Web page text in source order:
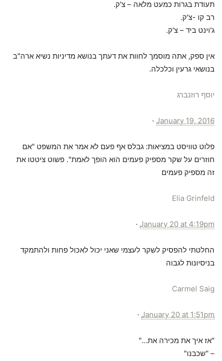
‏תעודת בגרות כמעט מלאה – צ'ק.
רב קו -צ'ק.
ג'וינט ביד – צ'ק.
אין ספק, אתה מוסמך לחוות את דעתך בנושא מדיניות נשיא ארה"ב
בנושאי גרעין וכלכלה.
יוסף רוזנברג
January 19, 2016
·
פלוט טוויסט במציאות: גבלס אף פעם לא אמר את המשפט "אם
חוזרים על שקר מספיק פעמים הוא הופך לאמת". פשוט ציטטו את
זה מספיק פעמים
Elia Grinfeld
January 20 at 4:19pm
·
החלטתי להפסיק לשקר לעצמי שאני יכול לאכול פחות ולהתמקד
בניסיונות לגבוה
Carmel Saig
January 20 at 1:51pm
·
‏"אז איך את מכירה את…"
– "שכבנו"